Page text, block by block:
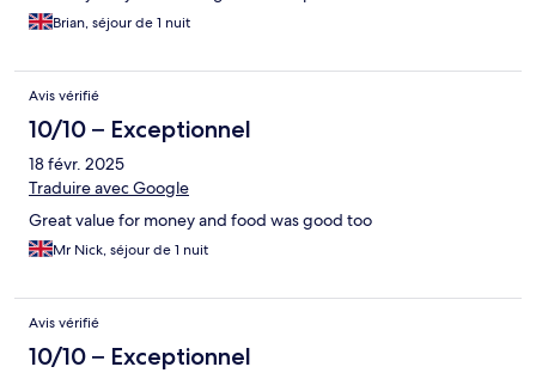
Brian, séjour de 1 nuit
Avis vérifié
10/10 – Exceptionnel
18 févr. 2025
Traduire avec Google
Great value for money and food was good too
Mr Nick, séjour de 1 nuit
Avis vérifié
10/10 – Exceptionnel